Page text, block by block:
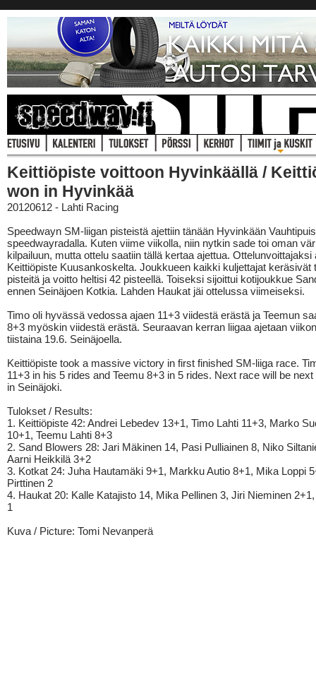
Keittiöpiste voittoon Hyvinkäällä /
won in Hyvinkää
20120612 - Lahti Racing
Speedwayn SM-liigan pisteistä ajettiin tänään Hyvinkään
speedwayradalla. Kuten viime viikolla, niin nytkin sade toi oman
kilpailuun, mutta ottelu saatiin tällä kertaa ajettua. Ottelunvoittajaksi
Keittiöpiste Kuusankoskelta. Joukkueen kaikki kuljettajat keräsivät
pisteitä ja voitto heltisi 42 pisteellä. Toiseksi sijoittui kotijoukkue
ennen Seinäjoen Kotkia. Lahden Haukat jäi ottelussa viimeiseksi.
Timo oli hyvässä vedossa ajaen 11+3 viidestä erästä ja Teemun
8+3 myöskin viidestä erästä. Seuraavan kerran liigaa ajetaan
tiistaina 19.6. Seinäjoella.
Keittiöpiste took a massive victory in first finished SM-liiga race.
11+3 in his 5 rides and Teemu 8+3 in 5 rides. Next race will be next
in Seinäjoki.
Tulokset / Results:
1. Keittiöpiste 42: Andrei Lebedev 13+1, Timo Lahti 11+3, Marko
10+1, Teemu Lahti 8+3
2. Sand Blowers 28: Jari Mäkinen 14, Pasi Pulliainen 8, Niko
Aarni Heikkilä 3+2
3. Kotkat 24: Juha Hautamäki 9+1, Markku Autio 8+1, Mika Loppi
Pirttinen 2
4. Haukat 20: Kalle Katajisto 14, Mika Pellinen 3, Jiri Nieminen
1
Kuva / Picture: Tomi Nevanperä